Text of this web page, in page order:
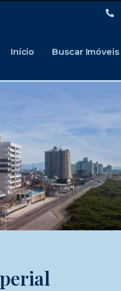
Início Buscar Imóveis